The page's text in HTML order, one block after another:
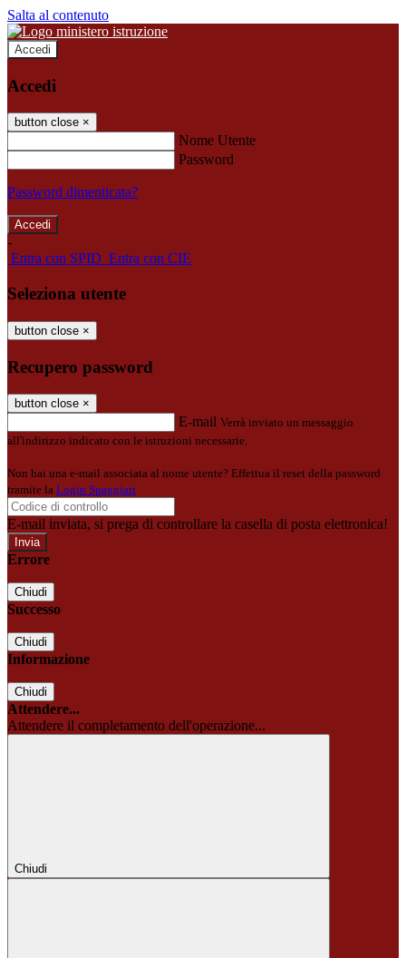
Salta al contenuto
Accedi
Accedi
button close ×
Nome Utente
Password
Password dimenticata?
-
Entra con SPID Entra con CIE
Seleziona utente
button close ×
Recupero password
button close ×
E-mail Verrà inviato un messaggio
all'indirizzo indicato con le istruzioni necessarie.
Non hai una e-mail associata al nome utente? Effettua il reset della password
tramite la Login Spaggiari
E-mail inviata, si prega di controllare la casella di posta elettronica!
Errore
Chiudi
Successo
Chiudi
Informazione
Chiudi
Attendere...
Attendere il completamento dell'operazione...
Chiudi